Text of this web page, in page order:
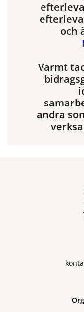
och
Varmt
andra